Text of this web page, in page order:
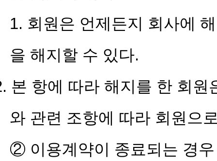
1. 회원은 언제든지 회사에
을 해지할 수 있다.
본 항에 따라 해지를 한 회
와 관련 조항에 따라 회원으
② 이용계약이 종료되는 경